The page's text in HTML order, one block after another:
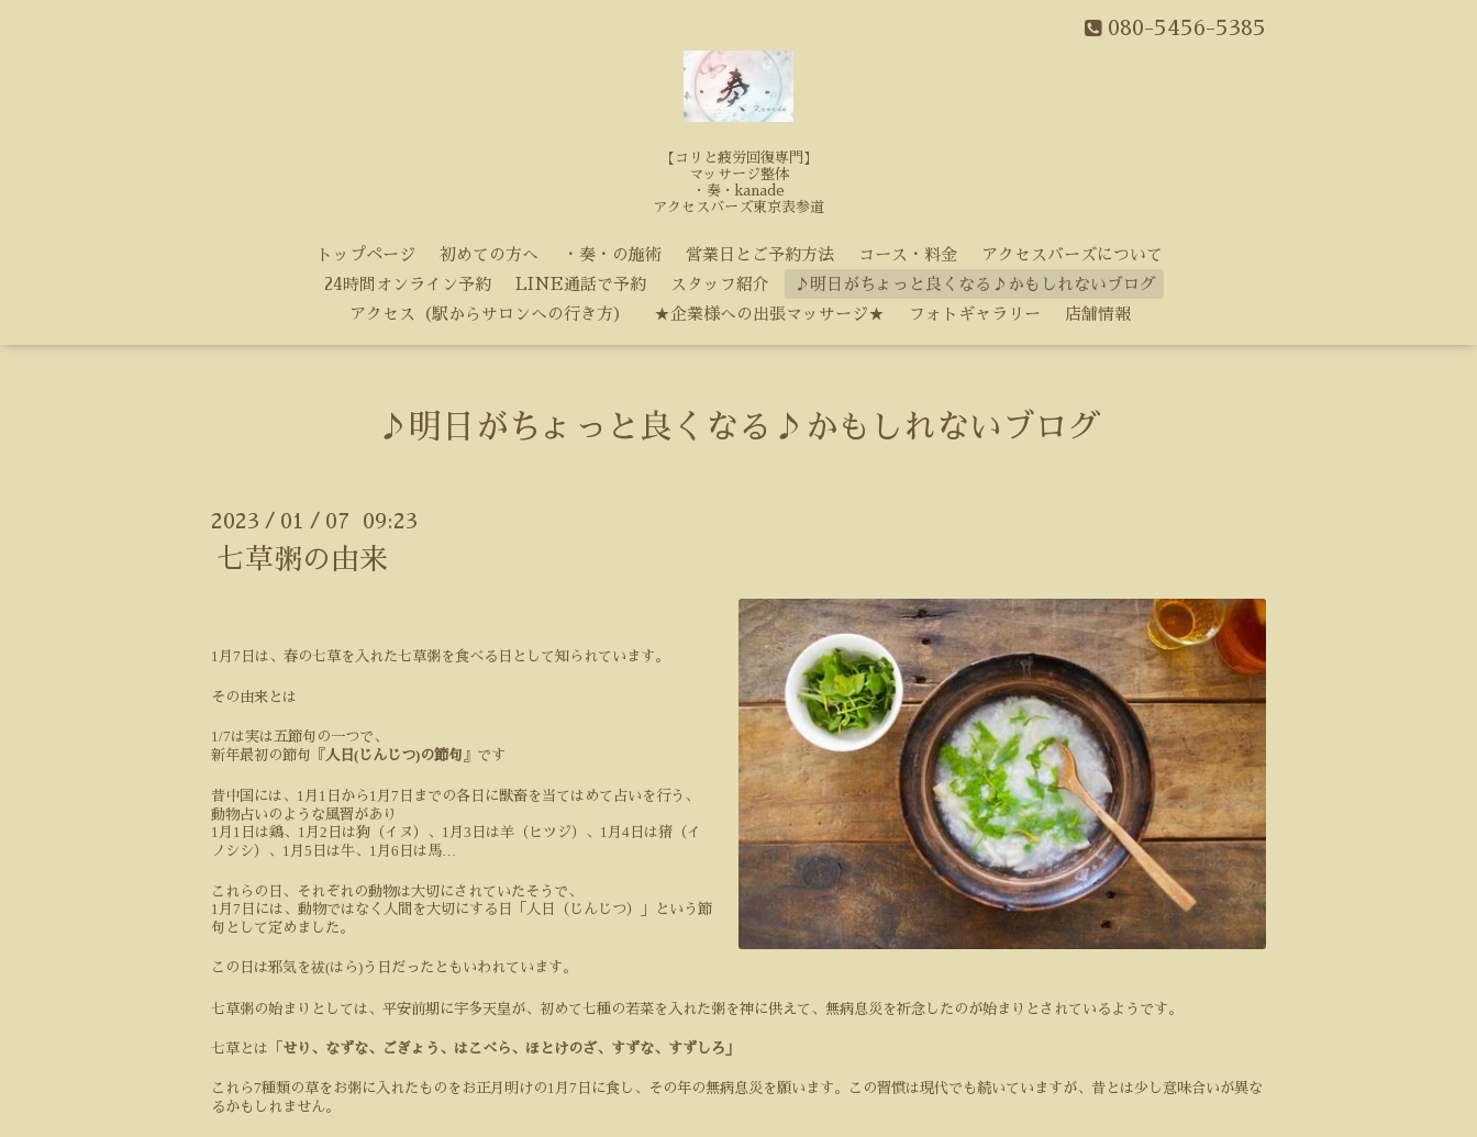
080-5456-5385
【コリと疲労回復専門】
マッサージ整体
・奏・kanade
アクセスバーズ東京表参道
トップページ 初めての方へ ・奏・の施術 営業日とご予約方法 コース・料金
アクセスバーズについて
24時間オンライン予約
LINE通話で予約 スタッフ紹介
♪明日がちょっと良くなる♪かもしれないブログ
アクセス（駅からサロンへの行き方）
★企業様への出張マッサージ★ フォトギャラリー 店舗情報
♪明日がちょっと良くなる♪かもしれないブログ
2023 / 01 / 07 09:23
七草粥の由来
1 月 7 日は、春の七草を入れた七草粥を食べる日として知られています。
その由来とは
1/7は実は五節句の一つで、
新年最初の節句『
人日 ( じんじつ)の節句 』です
昔中国には、 1 月 1 日から 1 月 7 日までの各日に獣畜を当てはめて占いを行う、
動物占いのような風習があり
1 月 1 日は鶏、 1 月 2 日は狗（イヌ）、 1 月 3 日は羊（ヒツジ）、 1 月 4 日は猪（イ
ノシシ）、 1 月 5 日は牛、 1 月 6 日は馬…
これらの日、それぞれの動物は大切にされていたそうで、
1 月 7 日には、動物ではなく人間を大切にする日「人日（じんじつ）」という節
句として定めました。
この日は邪気を祓(はら) う日だったともいわれています。
七草粥の始まりとしては、平安前期に宇多天皇が、初めて七種の若菜を入れた粥を神に供えて、無病息災を祈念したのが始まりとされているようです。
七草とは「 せり、なずな、ごぎょう、はこべら、ほとけのざ、すずな、すずしろ」
これら 7種類の草をお粥に入れたものをお正月明けの1 月 7 日に食し、その年の無病息災を願います。この習慣は現代でも続いていますが、昔とは少し意味合いが異な
るかもしれません。